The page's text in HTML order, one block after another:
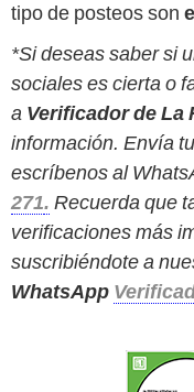
tipo de posteos son
*Si deseas saber si
sociales es cierta o
a Verificador de La
información. Envía
escríbenos al
271. Recuerda que
verificaciones más
suscribiéndote a
WhatsApp